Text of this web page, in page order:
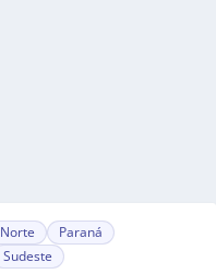
Norte
Paraná
Sudeste